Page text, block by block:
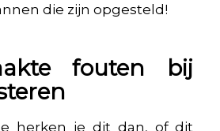
die zijn opgesteld!
fouten bij
herken je dit dan, of dit